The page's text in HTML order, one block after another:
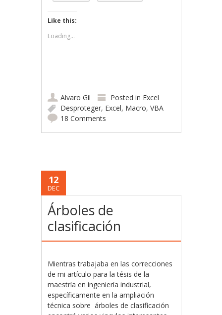
Like this:
Loading...
Alvaro Gil Posted in Excel
Desproteger, Excel, Macro,VBA
18 Comments
12
DEC
Árboles de
clasificación
Mientras trabajaba en las correcciones
de mi artículo para la tésis de la
maestría en ingeniería industrial,
específicamente en la ampliación
técnica sobre árboles de clasificación